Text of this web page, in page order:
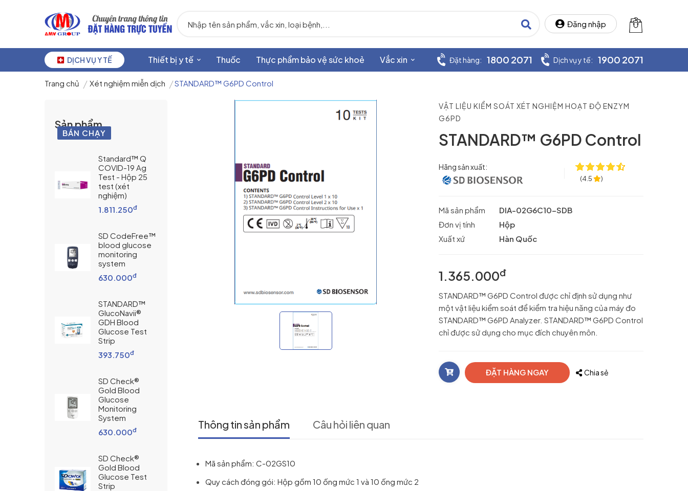
Đăng nhập
DỊCH VỤ Y TẾ Thiết bị y tế Thuốc Thực phẩm bảo vệ sức khoẻ Vắc xin Đặt hàng: 1800 2071 Dịch vụ y tế: 1900 2071
Trang chủ Xét nghiệm miễn dịch STANDARD™ G6PD Control
VẬT LIỆU KIỂM SOÁT XÉT NGHIỆM HOẠT ĐỘ ENZYM
G6PD
STANDARD™ G6PD Control
Hãng sản xuất:
(4.5 )
Mã sản phẩm
DIA-02G6C10-SDB
Đơn vị tính
Hộp
Xuất xứ
Hàn Quốc
1.365.000đ
STANDARD™ G6PD Control được chỉ định sử dụng như
một vật liệu kiểm soát để kiểm tra hiệu năng của máy đo
STANDARD™ G6PD Analyzer. STANDARD™ G6PD Control
chỉ được sử dụng cho mục đích chuyên môn.
ĐẶT HÀNG NGAY Chia sẻ
Thông tin sản phẩm Câu hỏi liên quan
Mã sản phẩm: C-02GS10
Quy cách đóng gói: Hộp gồm 10 ống mức 1 và 10 ống mức 2
Sản phẩm
BÁN CHẠY
Standard™ Q
COVID-19 Ag
Test - Hộp 25
test (xét
nghiệm)
1.811.250đ
SD CodeFree™
blood glucose
monitoring
system
630.000đ
STANDARD™
GlucoNavii®
GDH Blood
Glucose Test
Strip
393.750đ
SD Check®
Gold Blood
Glucose
Monitoring
System
630.000đ
SD Check®
Gold Blood
Glucose Test
Strip